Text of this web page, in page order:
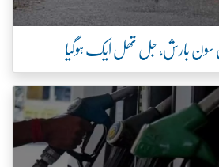
سون بارش، جل تھل ایک ہوگیا